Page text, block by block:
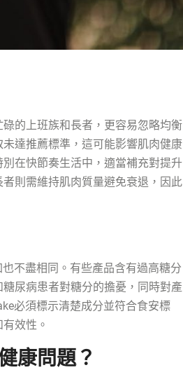
的上班族和長者，更容易忽略均衡
達推薦標準，這可能影響肌肉健康
在快節奏生活中，適當補充對提升
則需維持肌肉質量避免衰退，因此
不盡相同。有些產品含有過高糖分
尿病患者對糖分的擔憂，同時對產
必須標示清楚成分並符合食安標
效性。
康問題？